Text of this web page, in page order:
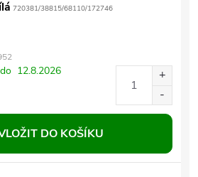
720381/38815/68110/172746
12.8.2026
DO KOŠÍKU